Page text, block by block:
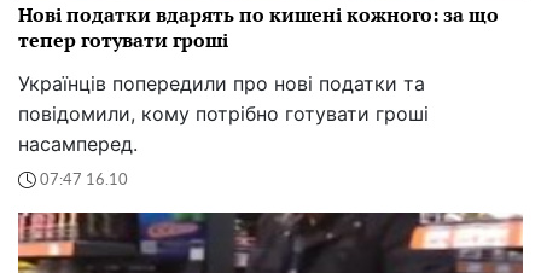
Нові податки вдарять по кишені кожного: за що
тепер готувати гроші
Українців попередили про нові податки та
повідомили, кому потрібно готувати гроші
насамперед.
07:47 16.10